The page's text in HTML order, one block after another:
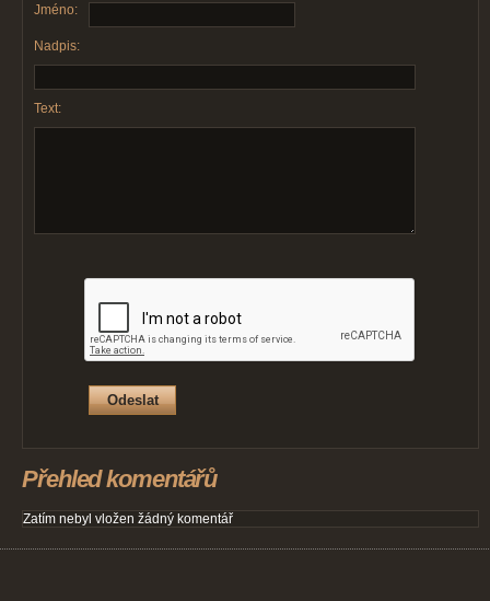
Jméno:
Nadpis:
Text:
Přehled komentářů
Zatím nebyl vložen žádný komentář